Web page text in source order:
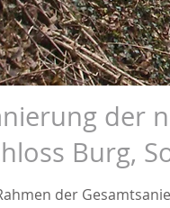
der
Burg,
der